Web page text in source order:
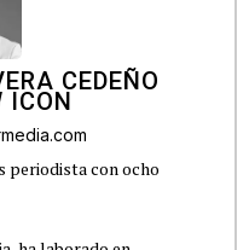
CEDEÑO
periodista con ocho